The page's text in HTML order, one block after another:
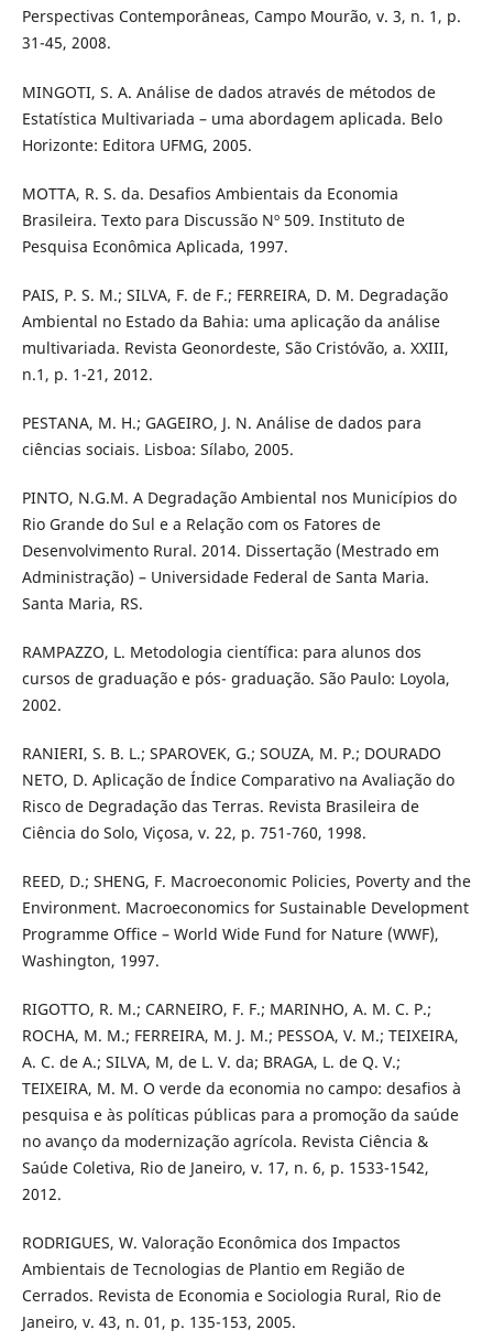
Perspectivas Contemporâneas, Campo Mourão, v. 3, n. 1, p.
31-45, 2008.
MINGOTI, S. A. Análise de dados através de métodos de
Estatística Multivariada – uma abordagem aplicada. Belo
Horizonte: Editora UFMG, 2005.
MOTTA, R. S. da. Desafios Ambientais da Economia
Brasileira. Texto para Discussão Nº 509. Instituto de
Pesquisa Econômica Aplicada, 1997.
PAIS, P. S. M.; SILVA, F. de F.; FERREIRA, D. M. Degradação
Ambiental no Estado da Bahia: uma aplicação da análise
multivariada. Revista Geonordeste, São Cristóvão, a. XXIII,
n.1, p. 1-21, 2012.
PESTANA, M. H.; GAGEIRO, J. N. Análise de dados para
ciências sociais. Lisboa: Sílabo, 2005.
PINTO, N.G.M. A Degradação Ambiental nos Municípios do
Rio Grande do Sul e a Relação com os Fatores de
Desenvolvimento Rural. 2014. Dissertação (Mestrado em
Administração) – Universidade Federal de Santa Maria.
Santa Maria, RS.
RAMPAZZO, L. Metodologia científica: para alunos dos
cursos de graduação e pós- graduação. São Paulo: Loyola,
2002.
RANIERI, S. B. L.; SPAROVEK, G.; SOUZA, M. P.; DOURADO
NETO, D. Aplicação de Índice Comparativo na Avaliação do
Risco de Degradação das Terras. Revista Brasileira de
Ciência do Solo, Viçosa, v. 22, p. 751-760, 1998.
REED, D.; SHENG, F. Macroeconomic Policies, Poverty and the
Environment. Macroeconomics for Sustainable Development
Programme Office – World Wide Fund for Nature (WWF),
Washington, 1997.
RIGOTTO, R. M.; CARNEIRO, F. F.; MARINHO, A. M. C. P.;
ROCHA, M. M.; FERREIRA, M. J. M.; PESSOA, V. M.; TEIXEIRA,
A. C. de A.; SILVA, M, de L. V. da; BRAGA, L. de Q. V.;
TEIXEIRA, M. M. O verde da economia no campo: desafios à
pesquisa e às políticas públicas para a promoção da saúde
no avanço da modernização agrícola. Revista Ciência &
Saúde Coletiva, Rio de Janeiro, v. 17, n. 6, p. 1533-1542,
2012.
RODRIGUES, W. Valoração Econômica dos Impactos
Ambientais de Tecnologias de Plantio em Região de
Cerrados. Revista de Economia e Sociologia Rural, Rio de
Janeiro, v. 43, n. 01, p. 135-153, 2005.